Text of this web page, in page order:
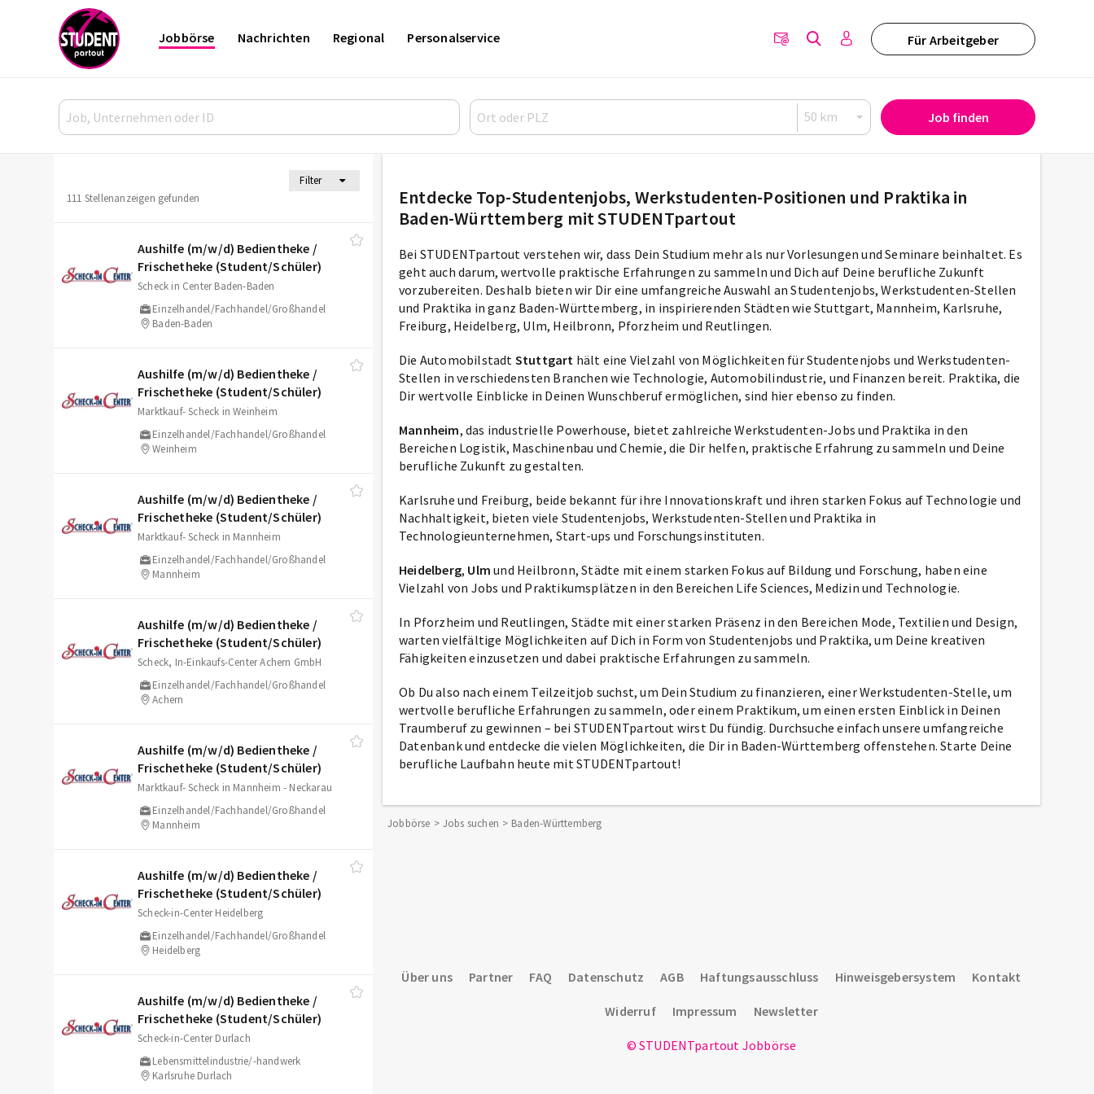
Für Arbeitgeber
Jobbörse Nachrichten Regional Personalservice
Job finden
Filter
111 Stellenanzeigen gefunden
Aushilfe (m/​w/​d) Bedientheke /​
Frischetheke (Student/​Schüler)
Scheck in Center Baden-Baden
Einzelhandel/Fachhandel/Großhandel
Baden-Baden
Aushilfe (m/​w/​d) Bedientheke /​
Frischetheke (Student/​Schüler)
Marktkauf- Scheck in Weinheim
Einzelhandel/Fachhandel/Großhandel
Weinheim
Aushilfe (m/​w/​d) Bedientheke /​
Frischetheke (Student/​Schüler)
Marktkauf- Scheck in Mannheim
Einzelhandel/Fachhandel/Großhandel
Mannheim
Aushilfe (m/​w/​d) Bedientheke /​
Frischetheke (Student/​Schüler)
Scheck, In-Einkaufs-Center Achern GmbH
Einzelhandel/Fachhandel/Großhandel
Achern
Aushilfe (m/​w/​d) Bedientheke /​
Frischetheke (Student/​Schüler)
Marktkauf- Scheck in Mannheim - Neckarau
Einzelhandel/Fachhandel/Großhandel
Mannheim
Aushilfe (m/​w/​d) Bedientheke /​
Frischetheke (Student/​Schüler)
Scheck-in-Center Heidelberg
Einzelhandel/Fachhandel/Großhandel
Heidelberg
Aushilfe (m/​w/​d) Bedientheke /​
Frischetheke (Student/​Schüler)
Scheck-in-Center Durlach
Lebensmittelindustrie/-handwerk
Karlsruhe Durlach
Entdecke Top-Studentenjobs, Werkstudenten-Positionen und Praktika in
Baden-Württemberg mit STUDENTpartout
Bei STUDENTpartout verstehen wir, dass Dein Studium mehr als nur Vorlesungen und Seminare beinhaltet. Es
geht auch darum, wertvolle praktische Erfahrungen zu sammeln und Dich auf Deine berufliche Zukunft
vorzubereiten. Deshalb bieten wir Dir eine umfangreiche Auswahl an Studentenjobs, Werkstudenten-Stellen
und Praktika in ganz Baden-Württemberg, in inspirierenden Städten wie Stuttgart, Mannheim, Karlsruhe,
Freiburg, Heidelberg, Ulm, Heilbronn, Pforzheim und Reutlingen.
Die Automobilstadt Stuttgart hält eine Vielzahl von Möglichkeiten für Studentenjobs und Werkstudenten-
Stellen in verschiedensten Branchen wie Technologie, Automobilindustrie, und Finanzen bereit. Praktika, die
Dir wertvolle Einblicke in Deinen Wunschberuf ermöglichen, sind hier ebenso zu finden.
Mannheim, das industrielle Powerhouse, bietet zahlreiche Werkstudenten-Jobs und Praktika in den
Bereichen Logistik, Maschinenbau und Chemie, die Dir helfen, praktische Erfahrung zu sammeln und Deine
berufliche Zukunft zu gestalten.
Karlsruhe und Freiburg, beide bekannt für ihre Innovationskraft und ihren starken Fokus auf Technologie und
Nachhaltigkeit, bieten viele Studentenjobs, Werkstudenten-Stellen und Praktika in
Technologieunternehmen, Start-ups und Forschungsinstituten.
Heidelberg, Ulm und Heilbronn, Städte mit einem starken Fokus auf Bildung und Forschung, haben eine
Vielzahl von Jobs und Praktikumsplätzen in den Bereichen Life Sciences, Medizin und Technologie.
In Pforzheim und Reutlingen, Städte mit einer starken Präsenz in den Bereichen Mode, Textilien und Design,
warten vielfältige Möglichkeiten auf Dich in Form von Studentenjobs und Praktika, um Deine kreativen
Fähigkeiten einzusetzen und dabei praktische Erfahrungen zu sammeln.
Ob Du also nach einem Teilzeitjob suchst, um Dein Studium zu finanzieren, einer Werkstudenten-Stelle, um
wertvolle berufliche Erfahrungen zu sammeln, oder einem Praktikum, um einen ersten Einblick in Deinen
Traumberuf zu gewinnen – bei STUDENTpartout wirst Du fündig. Durchsuche einfach unsere umfangreiche
Datenbank und entdecke die vielen Möglichkeiten, die Dir in Baden-Württemberg offenstehen. Starte Deine
berufliche Laufbahn heute mit STUDENTpartout!
Jobbörse Jobs suchen Baden-Württemberg
Über uns Partner FAQ Datenschutz AGB Haftungsausschluss Hinweisgebersystem Kontakt
Widerruf Impressum Newsletter
© STUDENTpartout Jobbörse